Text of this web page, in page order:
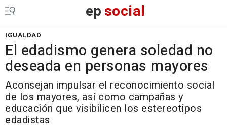
epsocial
IGUALDAD
El edadismo genera soledad no
deseada en personas mayores
Aconsejan impulsar el reconocimiento social
de los mayores, así como campañas y
educación que visibilicen los estereotipos
edadistas